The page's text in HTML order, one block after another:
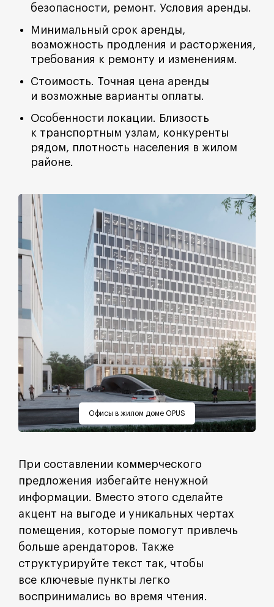
безопасности, ремонт. Условия аренды.
Минимальный срок аренды,
возможность продления и расторжения,
требования к ремонту и изменениям.
Стоимость. Точная цена аренды
и возможные варианты оплаты.
Особенности локации. Близость
к транспортным узлам, конкуренты
рядом, плотность населения в жилом
районе.
Офисы в жилом доме OPUS
При составлении коммерческого
предложения избегайте ненужной
информации. Вместо этого сделайте
акцент на выгоде и уникальных чертах
помещения, которые помогут привлечь
больше арендаторов. Также
структурируйте текст так, чтобы
все ключевые пункты легко
воспринимались во время чтения.